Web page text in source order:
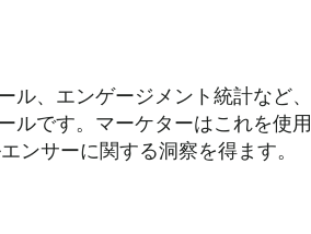
、エンゲージメント統計など、
ルです。マーケターはこれを使用
ンサーに関する洞察を得ます。